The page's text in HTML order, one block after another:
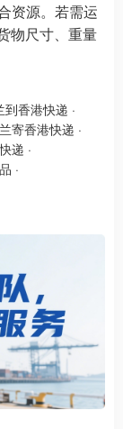
资源。若需运
物尺寸、重量
到香港快递 ·
寄香港快递 ·
递 ·
·